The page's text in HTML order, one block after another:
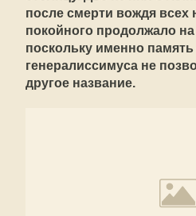
после смерти вождя всех
покойного продолжало на
поскольку именно
генералиссимуса не
другое название.